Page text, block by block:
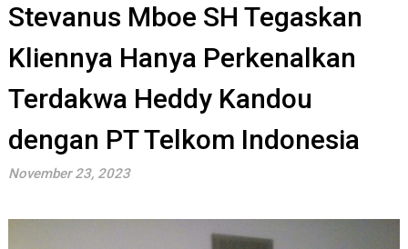
Stevanus Mboe SH Tegaskan
Kliennya Hanya Perkenalkan
Terdakwa Heddy Kandou
dengan PT Telkom Indonesia
November 23, 2023